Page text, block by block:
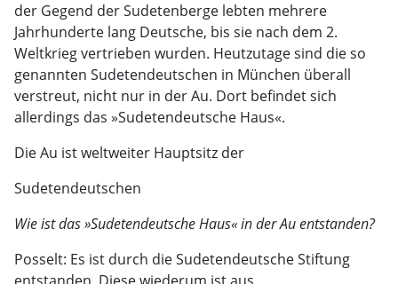
der Gegend der Sudetenberge lebten mehrere
Jahrhunderte lang Deutsche, bis sie nach dem 2.
Weltkrieg vertrieben wurden. Heutzutage sind die so
genannten Sudetendeutschen in München überall
verstreut, nicht nur in der Au. Dort befindet sich
allerdings das »Sudetendeutsche Haus«.
Die Au ist weltweiter Hauptsitz der
Sudetendeutschen
Wie ist das »Sudetendeutsche Haus« in der Au entstanden?
Posselt: Es ist durch die Sudetendeutsche Stiftung